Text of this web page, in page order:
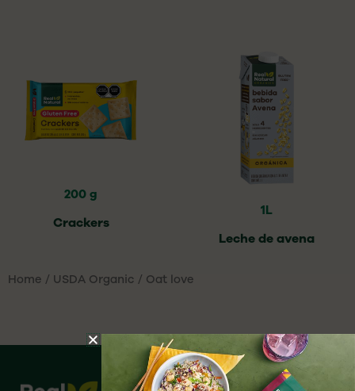
200 g
Crackers
1L
Leche de avena
Home / USDA Organic / Oat love